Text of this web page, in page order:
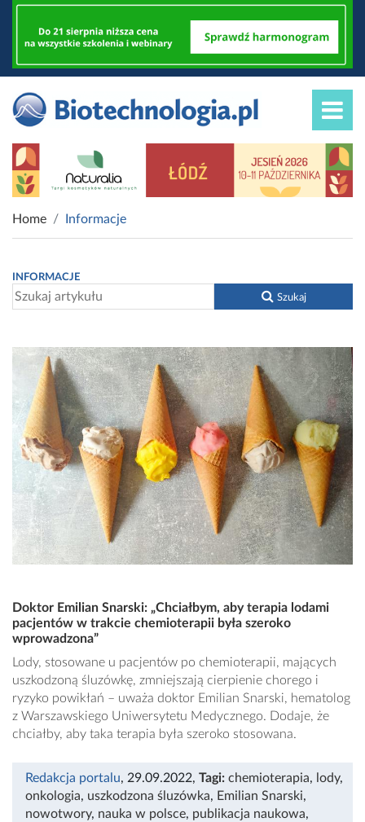
Home Informacje
INFORMACJE
Szukaj
Doktor Emilian Snarski: „Chciałbym, aby terapia lodami
pacjentów w trakcie chemioterapii była szeroko
wprowadzona”
Lody, stosowane u pacjentów po chemioterapii, mających
uszkodzoną śluzówkę, zmniejszają cierpienie chorego i
ryzyko powikłań – uważa doktor Emilian Snarski, hematolog
z Warszawskiego Uniwersytetu Medycznego. Dodaje, że
chciałby, aby taka terapia była szeroko stosowana.
Redakcja portalu, 29.09.2022, Tagi: chemioterapia, lody,
onkologia, uszkodzona śluzówka, Emilian Snarski,
nowotwory, nauka w polsce, publikacja naukowa,